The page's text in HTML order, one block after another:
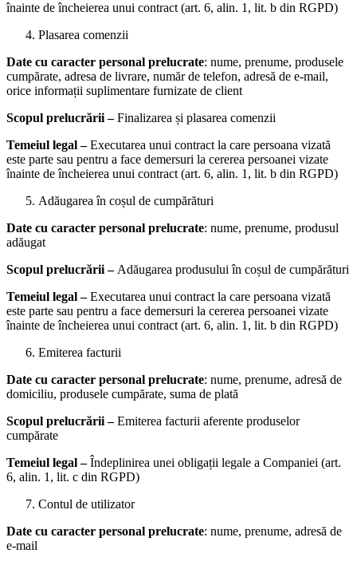
înainte de încheierea unui contract (art. 6, alin. 1, lit. b din RGPD)
Plasarea comenzii
Date cu caracter personal prelucrate: nume, prenume, produsele
cumpărate, adresa de livrare, număr de telefon, adresă de e-mail,
orice informații suplimentare furnizate de client
Scopul prelucrării –Finalizarea și plasarea comenzii
Temeiul legal –Executarea unui contract la care persoana vizată
este parte sau pentru a face demersuri la cererea persoanei vizate
înainte de încheierea unui contract (art. 6, alin. 1, lit. b din RGPD)
Adăugarea în coșul de cumpărături
Date cu caracter personal prelucrate: nume, prenume, produsul
adăugat
Scopul prelucrării –Adăugarea produsului în coșul de cumpărături
Temeiul legal –Executarea unui contract la care persoana vizată
este parte sau pentru a face demersuri la cererea persoanei vizate
înainte de încheierea unui contract (art. 6, alin. 1, lit. b din RGPD)
Emiterea facturii
Date cu caracter personal prelucrate: nume, prenume, adresă de
domiciliu, produsele cumpărate, suma de plată
Scopul prelucrării –Emiterea facturii aferente produselor
cumpărate
Temeiul legal –Îndeplinirea unei obligații legale a Companiei (art.
6, alin. 1, lit. c din RGPD)
Contul de utilizator
Date cu caracter personal prelucrate: nume, prenume, adresă de
e-mail